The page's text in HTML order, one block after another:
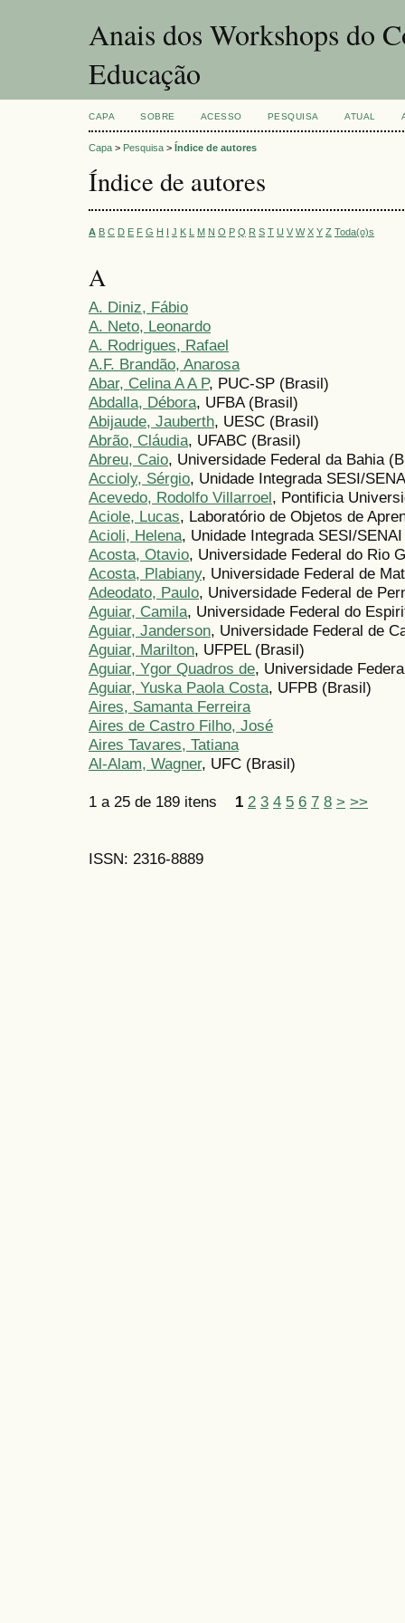
Anais dos Workshops do
Educação
CAPA SOBRE ACESSO PESQUISA ATUAL
Capa > Pesquisa > Índice de autores
Índice de autores
A B C D E F G H I J K L M N O P Q R S T U V W X Y Z Toda(o)s
A
A. Diniz, Fábio
A. Neto, Leonardo
A. Rodrigues, Rafael
A.F. Brandão, Anarosa
Abar, Celina A A P, PUC-SP (Brasil)
Abdalla, Débora, UFBA (Brasil)
Abijaude, Jauberth, UESC (Brasil)
Abrão, Cláudia, UFABC (Brasil)
Abreu, Caio, Universidade Federal da Bahia
Accioly, Sérgio, Unidade Integrada SESI/
Acevedo, Rodolfo Villarroel, Pontificia
Aciole, Lucas, Laboratório de Objetos de
Acioli, Helena, Unidade Integrada SESI/
Acosta, Otavio, Universidade Federal do Rio
Acosta, Plabiany, Universidade Federal de
Adeodato, Paulo, Universidade Federal de
Aguiar, Camila, Universidade Federal do
Aguiar, Janderson, Universidade Federal de
Aguiar, Marilton, UFPEL (Brasil)
Aguiar, Ygor Quadros de, Universidade
Aguiar, Yuska Paola Costa, UFPB (Brasil)
Aires, Samanta Ferreira
Aires de Castro Filho, José
Aires Tavares, Tatiana
Al-Alam, Wagner, UFC (Brasil)
1 a 25 de 189 itens 1 2 3 4 5 6 7 8 > >>
ISSN: 2316-8889